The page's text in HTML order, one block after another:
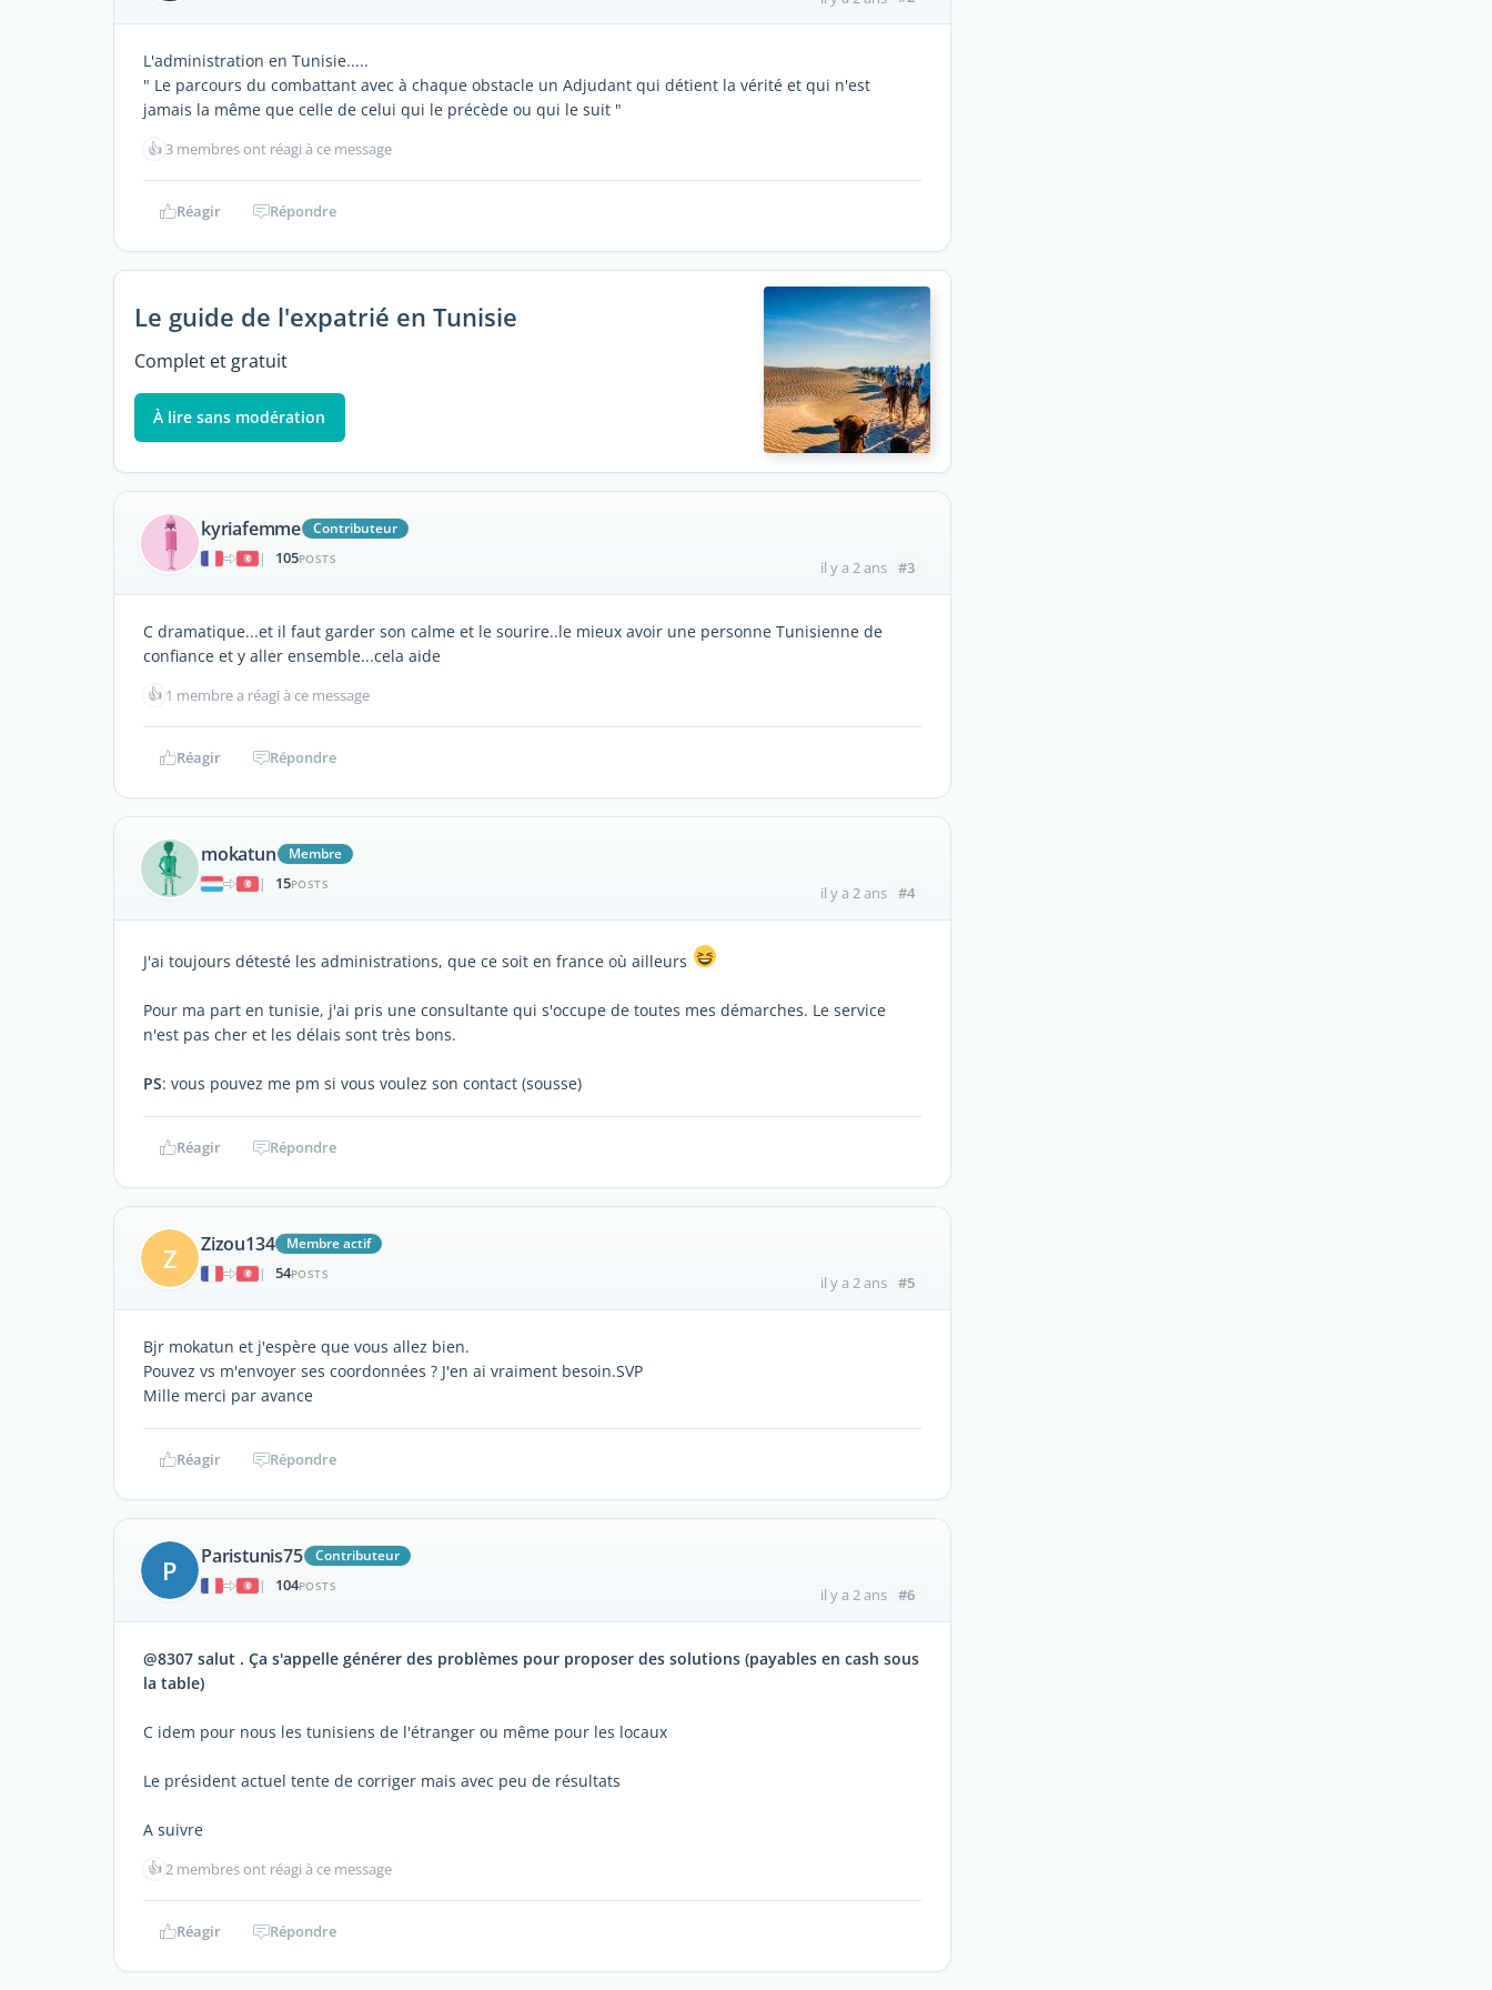
L'administration en Tunisie.....
" Le parcours du combattant avec à chaque obstacle un Adjudant qui détient la vérité et qui n'est
jamais la même que celle de celui qui le précède ou qui le suit "
👍3 membres ont réagi à ce message
Réagir Répondre
Le guide de l'expatrié en Tunisie
Complet et gratuit
À lire sans modération
kyriafemme
Contributeur
|
105POSTS il y a 2 ans #3
C dramatique...et il faut garder son calme et le sourire..le mieux avoir une personne Tunisienne de
confiance et y aller ensemble...cela aide
👍 1 membre a réagi à ce message
Réagir Répondre
mokatun
Membre
|
15POSTS il y a 2 ans #4
J'ai toujours détesté les administrations, que ce soit en france où ailleurs
Pour ma part en tunisie, j'ai pris une consultante qui s'occupe de toutes mes démarches. Le service
n'est pas cher et les délais sont très bons.
PS: vous pouvez me pm si vous voulez son contact (sousse)
Réagir Répondre
Z Zizou134
Membre actif
|
54POSTS il y a 2 ans #5
Bjr mokatun et j'espère que vous allez bien.
Pouvez vs m'envoyer ses coordonnées ? J'en ai vraiment besoin.SVP
Mille merci par avance
Réagir Répondre
P Paristunis75
Contributeur
|
104POSTS il y a 2 ans #6
@8307 salut . Ça s'appelle générer des problèmes pour proposer des solutions (payables en cash sous
la table)
C idem pour nous les tunisiens de l'étranger ou même pour les locaux
Le président actuel tente de corriger mais avec peu de résultats
A suivre
👍2 membres ont réagi à ce message
Réagir Répondre